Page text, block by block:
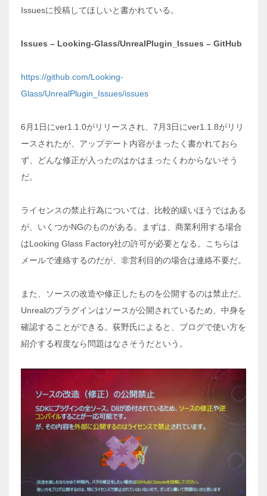
Issuesに投稿してほしいと書かれている。
Issues – Looking-Glass/UnrealPlugin_Issues – GitHub
https://github.com/Looking-
Glass/UnrealPlugin_Issues/issues
6月1日にver1.1.0がリリースされ、7月3日にver1.1.8がリリ
ースされたが、アップデート内容がまったく書かれておら
ず、どんな修正が入ったのはかはまったくわからないそう
だ。
ライセンスの禁止行為については、比較的緩いほうではある
が、いくつかNGのものがある。まずは、商業利用する場合
はLooking Glass Factory社の許可が必要となる。こちらは
メールで連絡するのだが、非営利目的の場合は連絡不要だ。
また、ソースの改造や修正したものを公開するのは禁止だ。
Unrealのプラグインはソースが公開されているため、中身を
確認することができる。荻野氏によると、ブログで使い方を
紹介する程度なら問題はなさそうだという。